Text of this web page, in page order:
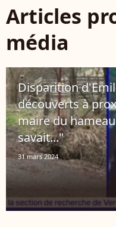
Articles
média
Disparition
découverts à
maire du
savait..."
31 mars 2024